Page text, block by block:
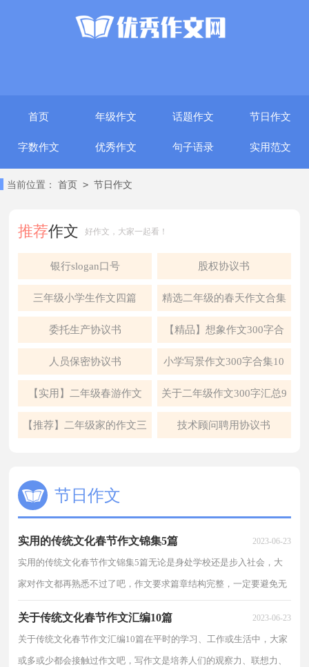
首页 年级作文 话题作文 节日作文
字数作文 优秀作文 句子语录 实用范文
当前位置： 首页 > 节日作文
推荐作文 好作文，大家一起看！
银行slogan口号 股权协议书
三年级小学生作文四篇 精选二年级的春天作文合集
5篇
委托生产协议书 【精品】想象作文300字合
集6篇
人员保密协议书 小学写景作文300字合集10
篇
【实用】二年级春游作文
300字四篇
关于二年级作文300字汇总9
篇
【推荐】二年级家的作文三 技术顾问聘用协议书
节日作文
实用的传统文化春节作文锦集5篇 2023-06-23
实用的传统文化春节作文锦集5篇无论是身处学校还是步入社会，大
家对作文都再熟悉不过了吧，作文要求篇章结构完整，一定要避免无
关于传统文化春节作文汇编10篇 2023-06-23
关于传统文化春节作文汇编10篇在平时的学习、工作或生活中，大家
或多或少都会接触过作文吧，写作文是培养人们的观察力、联想力、